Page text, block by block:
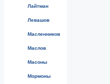
Лайтман
Левашов
Масленников
Маслов
Масоны
Мормоны